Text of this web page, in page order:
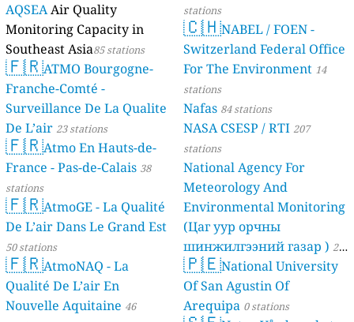
AQSEAAir Quality
Monitoring Capacity in
Southeast Asia85 stations
🇫🇷ATMO Bourgogne-
Franche-Comté -
Surveillance De La Qualite
De L’air 23 stations
🇫🇷Atmo En Hauts-de-
France - Pas-de-Calais 38
stations
🇫🇷AtmoGE - La Qualité
De L’air Dans Le Grand Est
50 stations
🇫🇷AtmoNAQ - La
Qualité De L’air En
Nouvelle Aquitaine 46
stations
🇨🇭NABEL / FOEN -
Switzerland Federal Office
For The Environment 14
stations
Nafas 84 stations
NASA CSESP / RTI 207
stations
National Agency For
Meteorology And
Environmental Monitoring
(Цаг уур орчны
шинжилгээний газар ) 21
stations
🇵🇪National University
Of San Agustin Of
Arequipa 0 stations